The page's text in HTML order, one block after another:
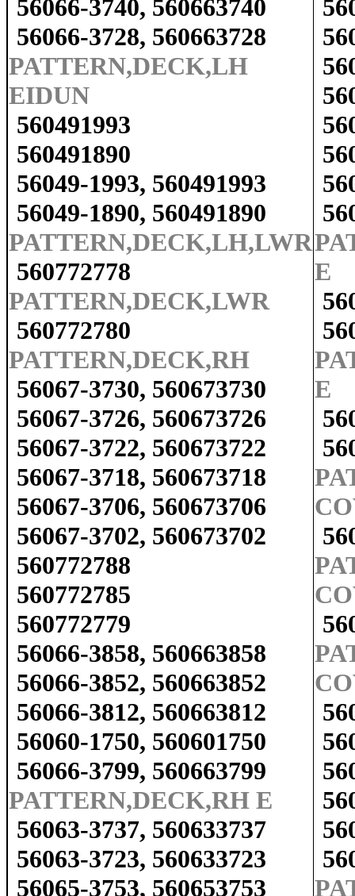
56066-3740, 560663740
56066-3728, 560663728
PATTERN,DECK,LH
EIDUN
560491993
560491890
56049-1993, 560491993
56049-1890, 560491890
PATTERN,DECK,LH,LWR
560772778
PATTERN,DECK,LWR
560772780
PATTERN,DECK,RH
56067-3730, 560673730
56067-3726, 560673726
56067-3722, 560673722
56067-3718, 560673718
56067-3706, 560673706
56067-3702, 560673702
560772788
560772785
560772779
56066-3858, 560663858
56066-3852, 560663852
56066-3812, 560663812
56060-1750, 560601750
56066-3799, 560663799
PATTERN,DECK,RH E
56063-3737, 560633737
56063-3723, 560633723
56065-3753, 560653753
E
E